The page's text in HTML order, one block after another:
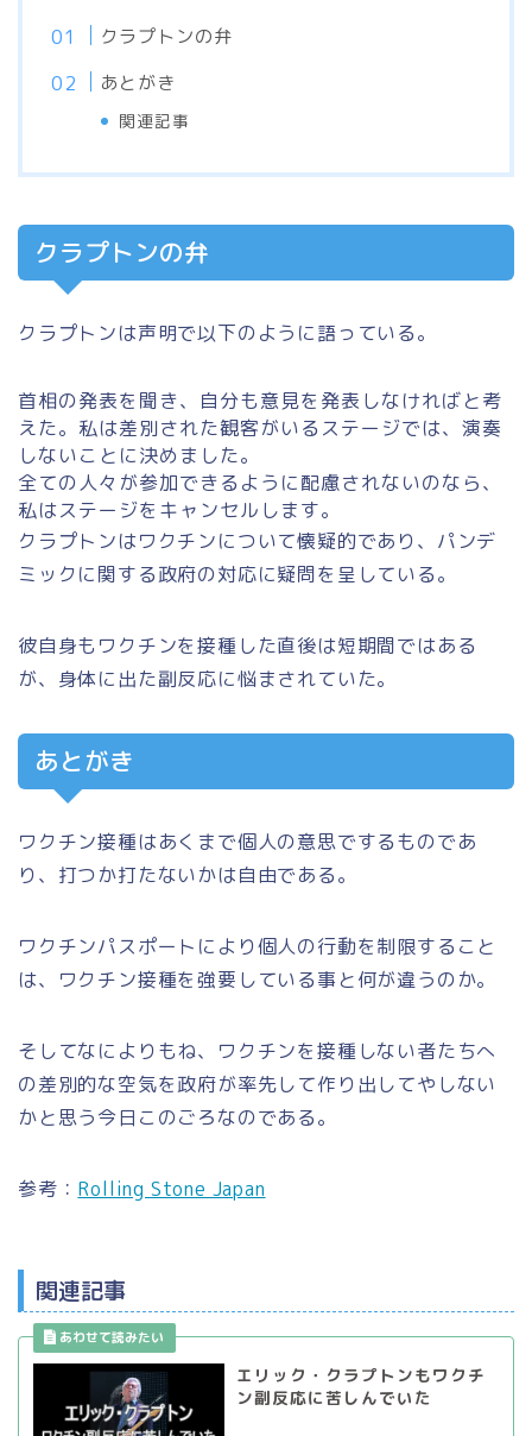
クラプトンの弁
あとがき
関連記事
クラプトンの弁
クラプトンは声明で以下のように語っている。
首相の発表を聞き、自分も意見を発表しなければと考
えた。私は差別された観客がいるステージでは、演奏
しないことに決めました。
全ての人々が参加できるように配慮されないのなら、
私はステージをキャンセルします。
クラプトンはワクチンについて懐疑的であり、パンデ
ミックに関する政府の対応に疑問を呈している。
彼自身もワクチンを接種した直後は短期間ではある
が、身体に出た副反応に悩まされていた。
あとがき
ワクチン接種はあくまで個人の意思でするものであ
り、打つか打たないかは自由である。
ワクチンパスポートにより個人の行動を制限すること
は、ワクチン接種を強要している事と何が違うのか。
そしてなによりもね、ワクチンを接種しない者たちへ
の差別的な空気を政府が率先して作り出してやしない
かと思う今日このごろなのである。
参考： Rolling Stone Japan
関連記事
エリック・クラプトンもワクチ
ン副反応に苦しんでいた